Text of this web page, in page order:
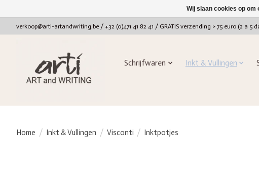
verkoop@arti-artandwriting.be/ +32 (0)471 41 82 41 / GRATIS verzending > 75 euro (2 a 5
Schrijfwaren Inkt & Vullingen
Home / Inkt & Vullingen / Visconti / Inktpotjes
Wij slaan cookies op om